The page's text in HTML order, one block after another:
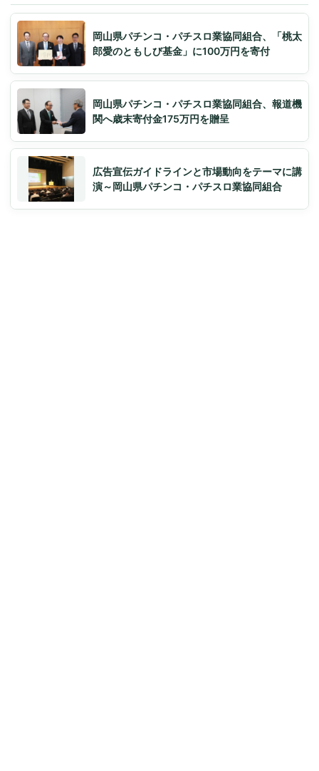
岡山県パチンコ・パチスロ業協同組合、「桃太
郎愛のともしび基金」に100万円を寄付
岡山県パチンコ・パチスロ業協同組合、報道機
関へ歳末寄付金175万円を贈呈
広告宣伝ガイドラインと市場動向をテーマに講
演～岡山県パチンコ・パチスロ業協同組合